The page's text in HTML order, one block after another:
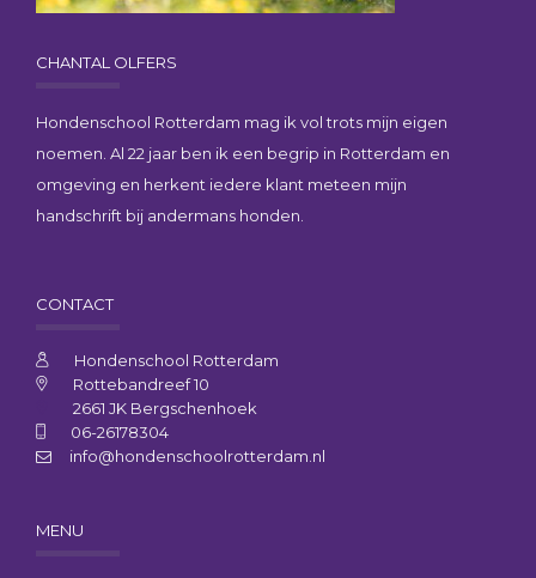
CHANTAL OLFERS
Hondenschool Rotterdam mag ik vol trots mijn eigen
noemen. Al 22 jaar ben ik een begrip in Rotterdam en
omgeving en herkent iedere klant meteen mijn
handschrift bij andermans honden.
CONTACT
Hondenschool Rotterdam
Rottebandreef 10
2661 JK Bergschenhoek
06-26178304
info@hondenschoolrotterdam.nl
MENU